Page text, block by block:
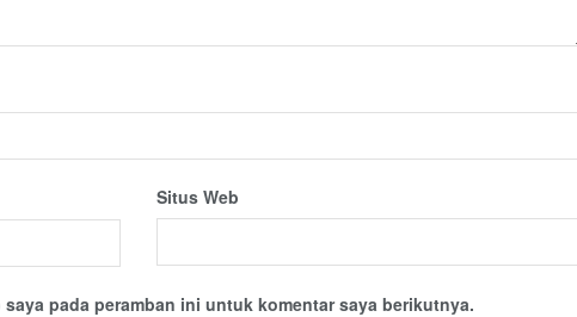
Situs Web
pada peramban ini untuk komentar saya berikutnya.